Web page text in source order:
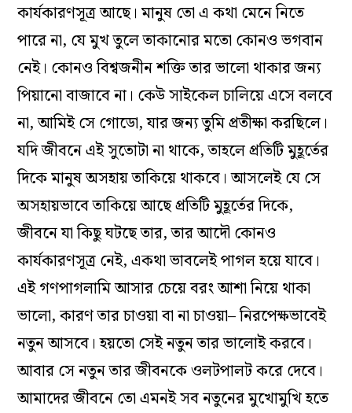
কার্যকারণসূত্র আছে। মানুষ তো এ কথা মেনে নিতে
পারে না, যে মুখ তুলে তাকানোর মতো কোনও ভগবান
নেই। কোনও বিশ্বজনীন শক্তি তার ভালো থাকার জন্য
পিয়ানো বাজাবে না। কেউ সাইকেল চালিয়ে এসে বলবে
না, আমিই সে গোডো, যার জন্য তুমি প্রতীক্ষা করছিলে।
যদি জীবনে এই সুতোটা না থাকে, তাহলে প্রতিটি মুহূর্তের
দিকে মানুষ অসহায় তাকিয়ে থাকবে। আসলেই যে সে
অসহায়ভাবে তাকিয়ে আছে প্রতিটি মুহূর্তের দিকে,
জীবনে যা কিছু ঘটছে তার, তার আদৌ কোনও
কার্যকারণসূত্র নেই, একথা ভাবলেই পাগল হয়ে যাবে।
এই গণপাগলামি আসার চেয়ে বরং আশা নিয়ে থাকা
ভালো, কারণ তার চাওয়া বা না চাওয়া– নিরপেক্ষভাবেই
নতুন আসবে। হয়তো সেই নতুন তার ভালোই করবে।
আবার সে নতুন তার জীবনকে ওলটপালট করে দেবে।
আমাদের জীবনে তো এমনই সব নতুনের মুখোমুখি হতে